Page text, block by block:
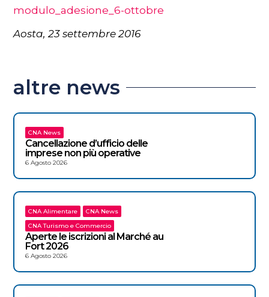
modulo_adesione_6-ottobre
Aosta, 23 settembre 2016
altre news
CNA News
Cancellazione d’ufficio delle
imprese non più operative
6 Agosto 2026
CNA Alimentare
CNA News
CNA Turismo e Commercio
Aperte le iscrizioni al Marché au
Fort 2026
6 Agosto 2026